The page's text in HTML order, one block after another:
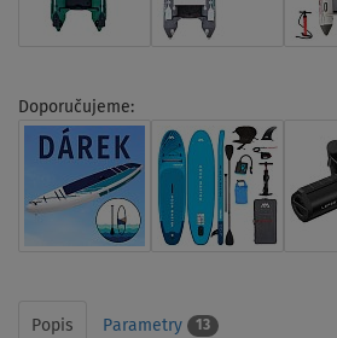
Doporučujeme:
Popis Parametry 13